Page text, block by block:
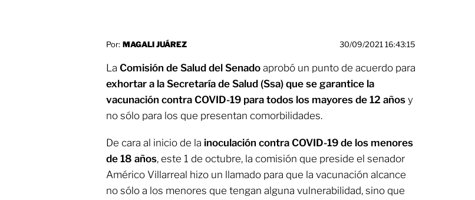
Por: MAGALI JUÁREZ 30/09/2021 16:43:15
La Comisión de Salud del Senado aprobó un punto de acuerdo para
exhortar a la Secretaría de Salud (Ssa) que se garantice la
vacunación contra COVID-19 para todos los mayores de 12 años y
no sólo para los que presentan comorbilidades.
De cara al inicio de la inoculación contra COVID-19 de los menores
de 18 años, este 1 de octubre, la comisión que preside el senador
Américo Villarreal hizo un llamado para que la vacunación alcance
no sólo a los menores que tengan alguna vulnerabilidad, sino que